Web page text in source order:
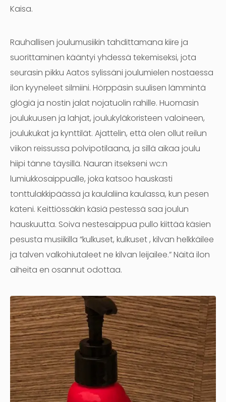
Kaisa.
Rauhallisen joulumusiikin tahdittamana kiire ja
suorittaminen kääntyi yhdessä tekemiseksi, jota
seurasin pikku Aatos sylissäni joulumielen nostaessa
ilon kyyneleet silmiini. Hörppäsin suulisen lämmintä
glögiä ja nostin jalat nojatuolin rahille. Huomasin
joulukuusen ja lahjat, joulukyläkoristeen valoineen,
joulukukat ja kynttilät. Ajattelin, että olen ollut reilun
viikon reissussa polvipotilaana, ja sillä aikaa joulu
hiipi tänne täysillä. Nauran itsekseni wc:n
lumiukkosaippualle, joka katsoo hauskasti
tonttulakkipäässä ja kaulaliina kaulassa, kun pesen
käteni. Keittiössäkin käsiä pestessä saa joulun
hauskuutta. Soiva nestesaippua pullo kiittää käsien
pesusta musiikilla ”kulkuset, kulkuset , kilvan helkkäilee
ja talven valkohiutaleet ne kilvan leijailee.” Näitä ilon
aiheita en osannut odottaa.